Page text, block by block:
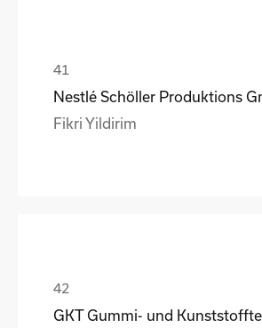
Nestlé Schöller Produktions
Fikri Yildirim